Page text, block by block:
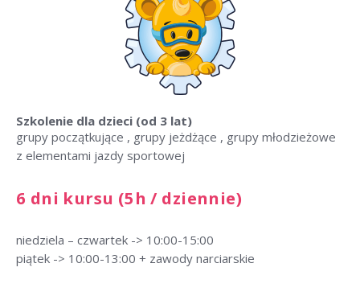
Szkolenie dla dzieci (od 3 lat)
grupy początkujące , grupy jeżdżące , grupy młodzieżowe
z elementami jazdy sportowej
6 dni kursu (5h / dziennie)
niedziela – czwartek -> 10:00-15:00
piątek -> 10:00-13:00 + zawody narciarskie